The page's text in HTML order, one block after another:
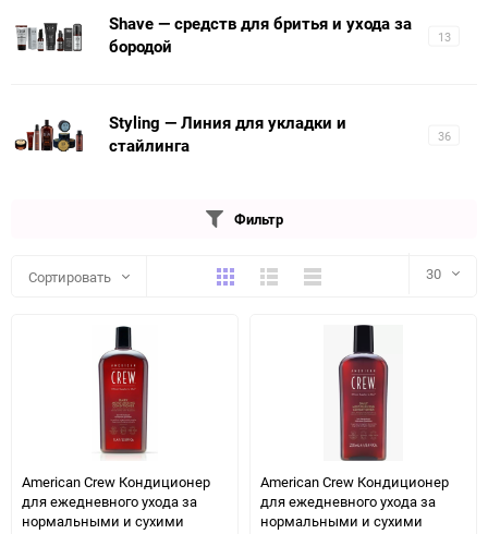
13
Shave — средств для бритья и ухода за
бородой
36
Styling — Линия для укладки и
стайлинга
Фильтр
Сортировать ПлиткаПодробноКомпактно 30
American Crew Кондиционер
для ежедневного ухода за
нормальными и сухими
American Crew Кондиционер
для ежедневного ухода за
нормальными и сухими